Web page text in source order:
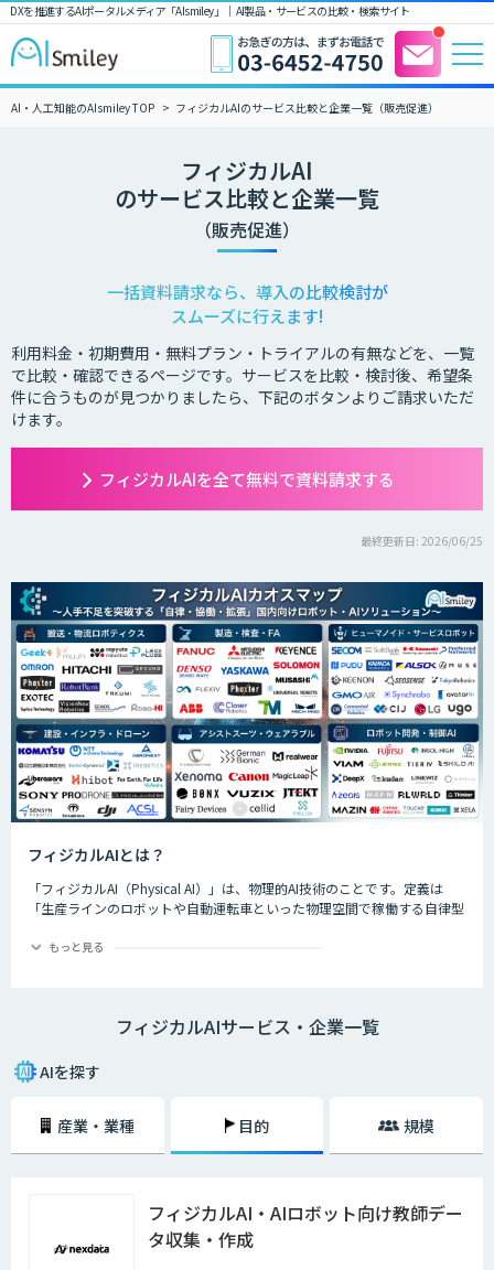
DXを推進するAIポータルメディア「AIsmiley」｜ AI製品・サービスの比較・検索サイト
AI・人工知能のAIsmiley TOP フィジカルAIのサービス比較と企業一覧（販売促進）
フィジカルAI
のサービス比較と企業一覧
（販売促進）
一括資料請求なら、導入の比較検討が
スムーズに行えます!
利用料金・初期費用・無料プラン・トライアルの有無などを、一覧
で比較・確認できるページです。サービスを比較・検討後、希望条
件に合うものが見つかりましたら、下記のボタンよりご請求いただ
けます。
フィジカルAIを全て無料で資料請求する
最終更新日: 2026/06/25
フィジカルAIとは？
「フィジカルAI（Physical AI）」は、物理的AI技術のことです。定義は
「生産ラインのロボットや自動運転車といった物理空間で稼働する自律型
術」です。
もっと見る
フィジカルAIサービス・企業一覧
AIを探す
産業・業種 目的 規模
フィジカルAI・AIロボット向け教師デー
タ収集・作成